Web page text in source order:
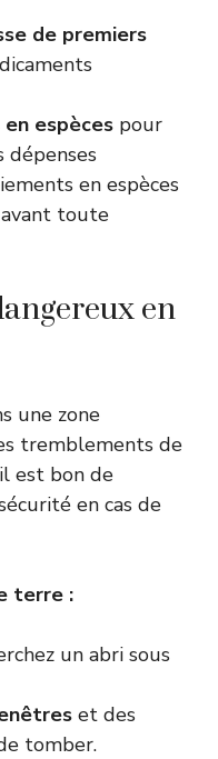
de premiers
espèces pour
dépenses
en espèces
toute
en
une zone
tremblements de
est bon de
en cas de
terre :
un abri sous
et des
tomber.